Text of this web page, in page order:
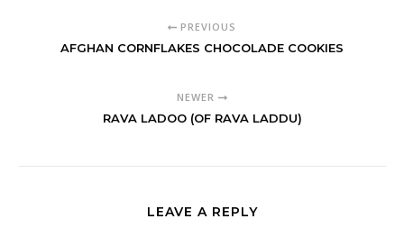
PREVIOUS
AFGHAN CORNFLAKES CHOCOLADE COOKIES
NEWER
RAVA LADOO (OF RAVA LADDU)
LEAVE A REPLY